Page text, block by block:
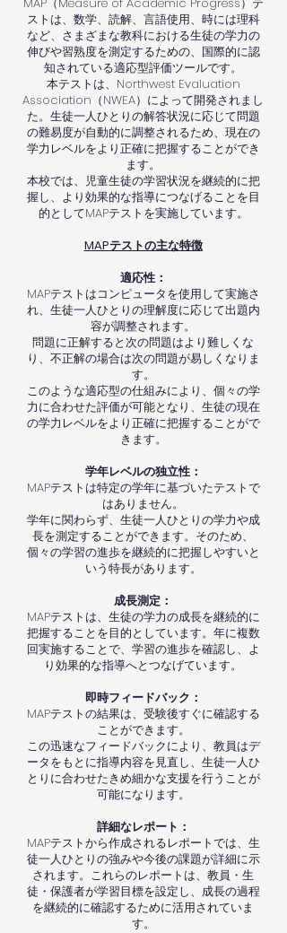
ストは、数学、読解、言語使用、時には理科
など、さまざまな教科における生徒の学力の
伸びや習熟度を測定するための、国際的に認
知されている適応型評価ツールです。
本テストは、Northwest Evaluation
Association（NWEA）によって開発されまし
た。生徒一人ひとりの解答状況に応じて問題
の難易度が自動的に調整されるため、現在の
学力レベルをより正確に把握することができ
ます。
本校では、児童生徒の学習状況を継続的に把
握し、より効果的な指導につなげることを目
的としてMAPテストを実施しています。
MAPテストの主な特徴
適応性：
MAPテストはコンピュータを使用して実施さ
れ、生徒一人ひとりの理解度に応じて出題内
容が調整されます。
問題に正解すると次の問題はより難しくな
り、不正解の場合は次の問題が易しくなりま
す。
このような適応型の仕組みにより、個々の学
力に合わせた評価が可能となり、生徒の現在
の学力レベルをより正確に把握することがで
きます。
学年レベルの独立性：
MAPテストは特定の学年に基づいたテストで
はありません。
学年に関わらず、生徒一人ひとりの学力や成
長を測定することができます。そのため、
個々の学習の進歩を継続的に把握しやすいと
いう特長があります。
成長測定：
MAPテストは、生徒の学力の成長を継続的に
把握することを目的としています。年に複数
回実施することで、学習の進歩を確認し、よ
り効果的な指導へとつなげています。
即時フィードバック：
MAPテストの結果は、受験後すぐに確認する
ことができます。
この迅速なフィードバックにより、教員はデ
ータをもとに指導内容を見直し、生徒一人ひ
とりに合わせたきめ細かな支援を行うことが
可能になります。
詳細なレポート：
MAPテストから作成されるレポートでは、生
徒一人ひとりの強みや今後の課題が詳細に示
されます。これらのレポートは、教員・生
徒・保護者が学習目標を設定し、成長の過程
を継続的に確認するために活用されていま
す。